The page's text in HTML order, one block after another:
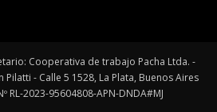
Cooperativa de trabajo Pacha Ltda. -
- Calle 5 1528, La Plata, Buenos Aires
RL-2023-95604808-APN-DNDA#MJ